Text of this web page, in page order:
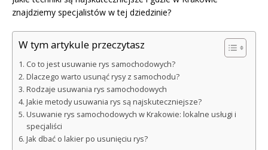
znajdziemy specjalistów w tej dziedzinie?
W tym artykule przeczytasz
Co to jest usuwanie rys samochodowych?
Dlaczego warto usunąć rysy z samochodu?
Rodzaje usuwania rys samochodowych
Jakie metody usuwania rys są najskuteczniejsze?
Usuwanie rys samochodowych w Krakowie: lokalne usługi i
specjaliści
Jak dbać o lakier po usunięciu rys?